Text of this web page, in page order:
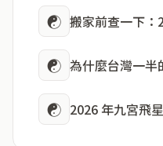
☯ 搬家前查一下：
☯ 為什麼台灣一半
☯ 2026 年九宮飛